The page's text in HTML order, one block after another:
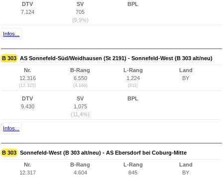
DTV
7.124
SV
705
(9,9%)
BPL
Infos...
B 303 AS Sonnefeld-Süd/Weidhausen (St 2191) - Sonnefeld-West (B 303 alt/neu)
Nr.
12.316
(12.325)
B-Rang
6.550
(4.166)
L-Rang
1.224
(811)
Land
BY
DTV
9.430
SV
1.075
(11,4%)
BPL
Infos...
B 303 Sonnefeld-West (B 303 alt/neu) - AS Ebersdorf bei Coburg-Mitte
Nr.
12.317
B-Rang
4.604
L-Rang
845
Land
BY